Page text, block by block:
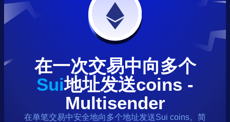
在一次交易中向多个
Sui地址发送coins -
Multisender
在单笔交易中安全地向多个地址发送Sui coins。简